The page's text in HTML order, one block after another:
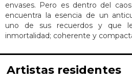
envases. Pero es dentro del
encuentra la esencia de un
uno de sus recuerdos y que
inmortalidad; coherente y
Artistas residentes